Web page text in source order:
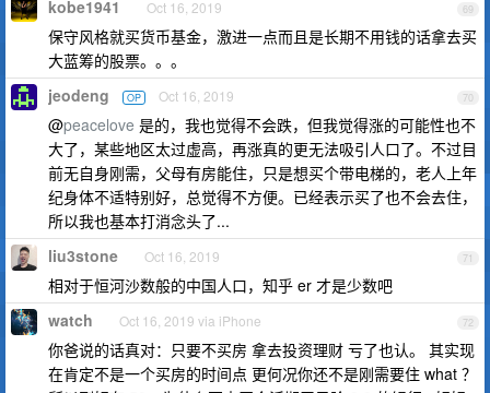
69
kobe1941 Oct 16, 2019
保守风格就买货币基金，激进一点而且是长期不用钱的话拿去买
大蓝筹的股票。。。
70
jeodeng OP Oct 16, 2019
@peacelove 是的，我也觉得不会跌，但我觉得涨的可能性也不
大了，某些地区太过虚高，再涨真的更无法吸引人口了。不过目
前无自身刚需，父母有房能住，只是想买个带电梯的，老人上年
纪身体不适特别好，总觉得不方便。已经表示买了也不会去住，
所以我也基本打消念头了...
71
liu3stone Oct 16, 2019
相对于恒河沙数般的中国人口，知乎 er 才是少数吧
72
watch Oct 16, 2019 via iPhone
你爸说的话真对：只要不买房 拿去投资理财 亏了也认。 其实现
在肯定不是一个买房的时间点 更何况你还不是刚需要住 what ？